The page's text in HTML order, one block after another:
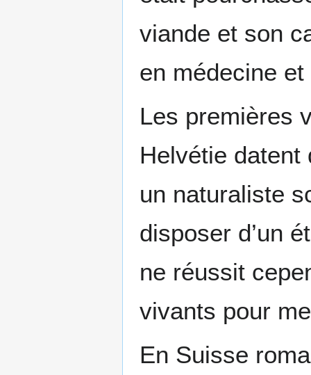
viande et son
en médecine
Les premières
Helvétie datent
un naturaliste
disposer d’un
ne réussit
vivants pour
En Suisse